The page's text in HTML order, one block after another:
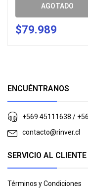
AGOTADO
$79.989
ENCUÉNTRANOS
+569 45111638 /
contacto@rinver.cl
SERVICIO AL CLIENTE
Términos y Condiciones